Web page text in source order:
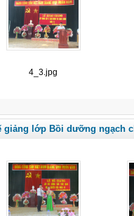
4_3.jpg
giảng lớp Bồi dưỡng ngạch